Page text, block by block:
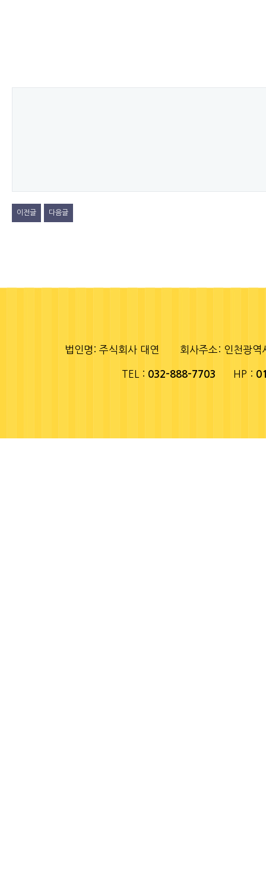
이전글 다음글
법인명: 주식회사 대연 회사주소: 인천광
TEL : 032-888-7703 HP :